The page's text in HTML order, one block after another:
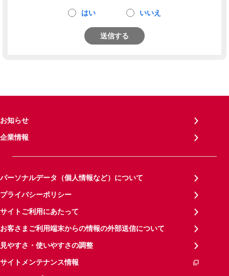
はい いいえ
送信する
お知らせ
企業情報
パーソナルデータ（個人情報など）について
プライバシーポリシー
サイトご利用にあたって
お客さまご利用端末からの情報の外部送信について
見やすさ・使いやすさの調整
サイトメンテナンス情報